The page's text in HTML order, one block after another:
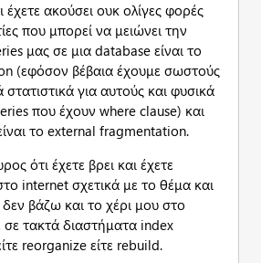
έχετε ακούσει ουκ ολίγες φορές
που μπορεί να μειώνει την
μας σε μια database είναι το
(εφόσον βέβαια έχουμε σωστούς
για αυτούς και φυσικά
που έχουν where clause) και
το external fragmentation.
ότι έχετε βρει και έχετε
internet σχετικά με το θέμα και
δεν βάζω και το χέρι μου στο
σε τακτά διαστήματα index
reorganize είτε rebuild.